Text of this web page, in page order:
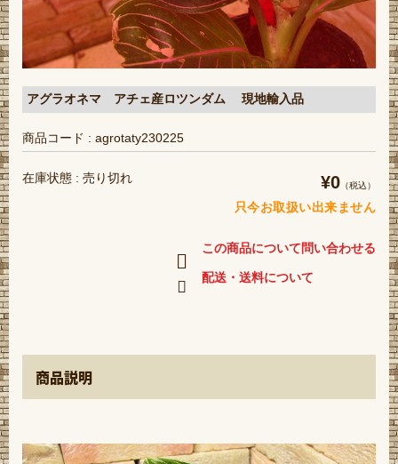
アグラオネマ アチェ産ロツンダム 現地輸入品
商品コード : agrotaty230225
在庫状態 : 売り切れ ¥0 （税込）
只今お取扱い出来ません
この商品について問い合わせる
配送・送料について
商品説明